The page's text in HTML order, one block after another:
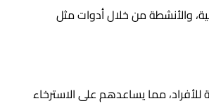
والأنشطة من خلال أدوات مثل
للأفراد، مما يساعدهم على الاسترخاء